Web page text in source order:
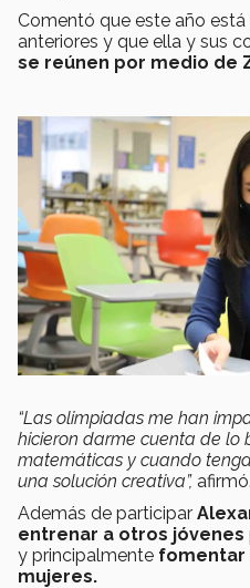
Comentó que este año
anteriores y que ella y sus
se reúnen por medio de
“Las olimpiadas me han
hicieron darme cuenta de lo
matemáticas y cuando
una solución creativa”, afirmó.
Además de participar
entrenar a otros jóvenes
y principalmente fomentar
mujeres.